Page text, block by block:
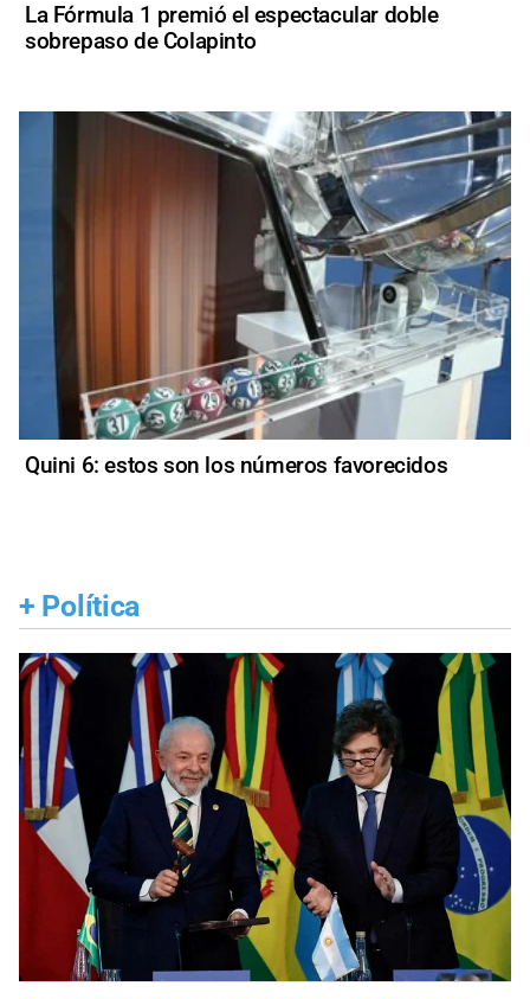
La Fórmula 1 premió el espectacular doble
sobrepaso de Colapinto
Quini 6: estos son los números favorecidos
+ Política